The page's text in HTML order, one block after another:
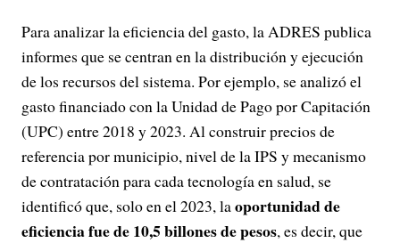
Para analizar la eficiencia del gasto, la ADRES publica
informes que se centran en la distribución y ejecución
de los recursos del sistema. Por ejemplo, se analizó el
gasto financiado con la Unidad de Pago por Capitación
(UPC) entre 2018 y 2023. Al construir precios de
referencia por municipio, nivel de la IPS y mecanismo
de contratación para cada tecnología en salud, se
identificó que, solo en el 2023, laoportunidad de
eficiencia fue de 10,5 billones de pesos, es decir, que